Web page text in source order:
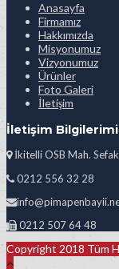
Anasayfa
Firmamız
Hakkımızda
Misyonumuz
Vizyonumuz
Ürünler
Foto Galeri
İletişim
İletişim
İkitelli OSB Mah.
0212 556 32 28
0212 507 64 48
Copyright 2018 Tüm